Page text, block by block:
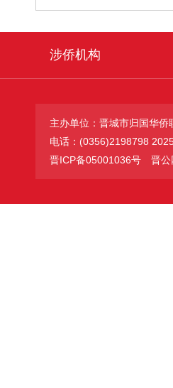
涉侨机构
主办单位：晋城市归国华侨
电话：(0356)2198798
晋ICP备05001036号
晋